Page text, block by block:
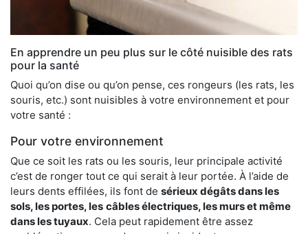
En apprendre un peu plus sur le côté nuisible des rats
pour la santé
Quoi qu’on dise ou qu’on pense, ces rongeurs (les rats, les
souris, etc.) sont nuisibles à votre environnement et pour
votre santé :
Pour votre environnement
Que ce soit les rats ou les souris, leur principale activité
c’est de ronger tout ce qui serait à leur portée. À l’aide de
leurs dents effilées, ils font de sérieux dégâts dans les
sols, les portes, les câbles électriques, les murs et même
dans les tuyaux. Cela peut rapidement être assez